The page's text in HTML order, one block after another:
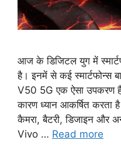
आज के डिजिटल युग में
है। इनमें से कई स्मार्टफोन्स
V50 5G एक ऐसा उपकरण है
कारण ध्यान आकर्षित
कैमरा, बैटरी, डिजाइन और
Vivo … Read more